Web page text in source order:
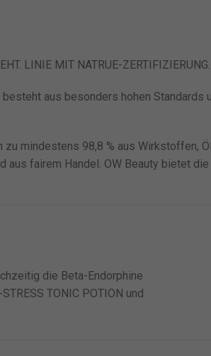
LINIE MIT NATRUE-ZERTIFIZIERUNG.
aus besonders hohen
mindestens 98,8 % aus Wirkstoffen,
fairem Handel. OW Beauty bietet
die Beta-Endorphine
TONIC POTION und